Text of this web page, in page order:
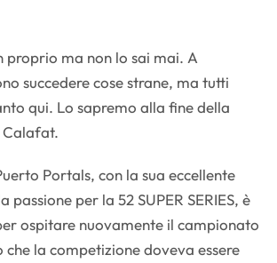
proprio ma non lo sai mai. A
succedere cose strane, ma tutti
qui. Lo sapremo alla fine della
Calafat.
Portals, con la sua eccellente
passione per la 52 SUPER SERIES, è
ospitare nuovamente il campionato
la competizione doveva essere